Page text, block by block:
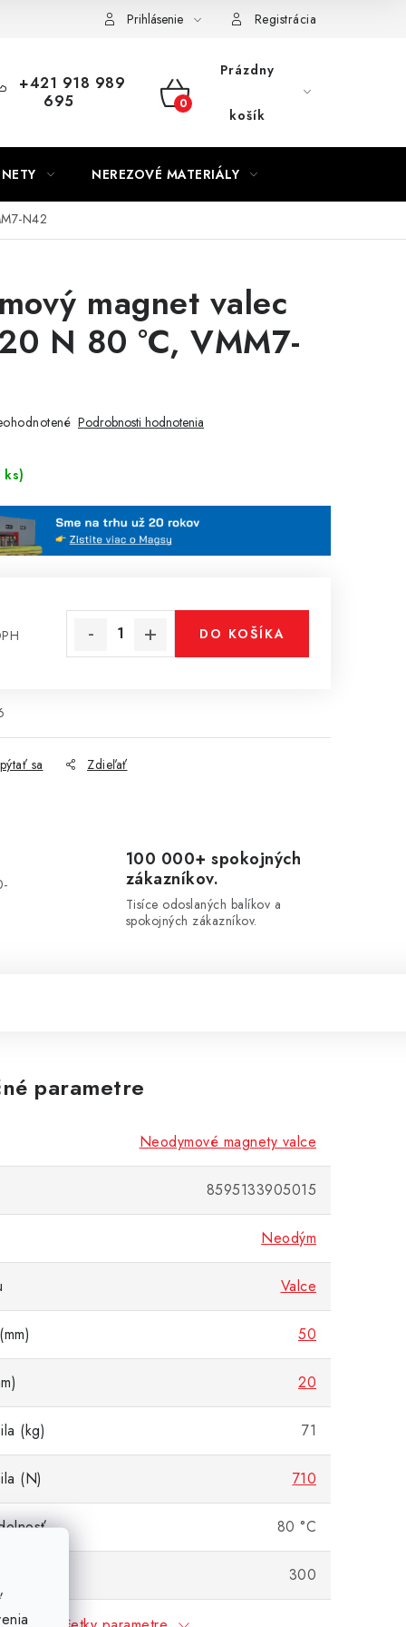
Prihlásenie Registrácia
+421 918 989
695
NÁKUPNÝ
Prázdny
košík
NEREZOVÉ MATERIÁLY
N42
magnet valec
N 80 °C, VMM7-
Podrobnosti hodnotenia
ks)
DO KOŠÍKA
sa Zdieľať
100 000+ spokojných
zákazníkov.
Tisíce odoslaných balíkov a
spokojných zákazníkov.
parametre
Neodymové magnety valce
8595133905015
Neodým
Valce
50
20
(kg) 71
(N) 710
80 °C
300